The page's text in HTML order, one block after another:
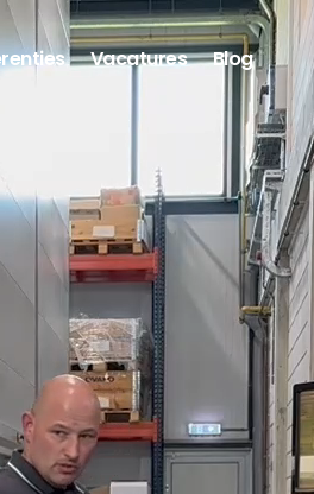
Vacatures Blog